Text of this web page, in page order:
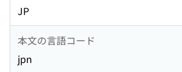
JP
本文の言語コード
jpn